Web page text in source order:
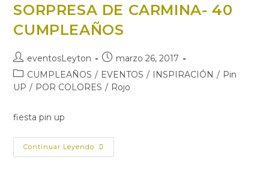
SORPRESA DE CARMINA- 40
CUMPLEAÑOS
eventosLeyton
marzo 26, 2017
CUMPLEAÑOS / EVENTOS / INSPIRACIÓN / Pin
UP / POR COLORES / Rojo
fiesta pin up
Continuar Leyendo